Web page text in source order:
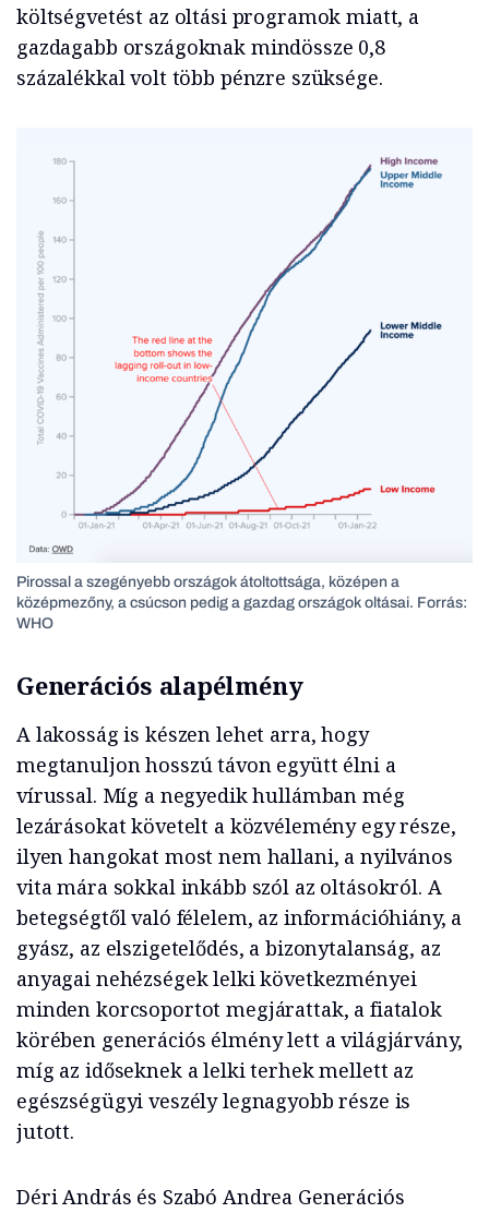
költségvetést az oltási programok miatt, a
gazdagabb országoknak mindössze 0,8
százalékkal volt több pénzre szüksége.
Pirossal a szegényebb országok átoltottsága, középen a
középmezőny, a csúcson pedig a gazdag országok oltásai. Forrás:
WHO
Generációs alapélmény
A lakosság is készen lehet arra, hogy
megtanuljon hosszú távon együtt élni a
vírussal. Míg a negyedik hullámban még
lezárásokat követelt a közvélemény egy része,
ilyen hangokat most nem hallani, a nyilvános
vita mára sokkal inkább szól az oltásokról. A
betegségtől való félelem, az információhiány, a
gyász, az elszigetelődés, a bizonytalanság, az
anyagai nehézségek lelki következményei
minden korcsoportot megjárattak, a fiatalok
körében generációs élmény lett a világjárvány,
míg az időseknek a lelki terhek mellett az
egészségügyi veszély legnagyobb része is
jutott.
Déri András és Szabó Andrea Generációs